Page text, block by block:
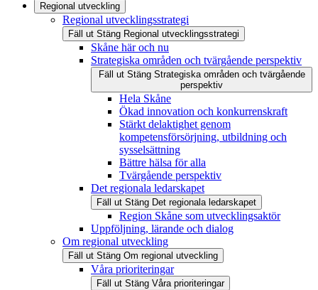
Regional utveckling
Regional utvecklingsstrategi
Fäll ut Stäng Regional utvecklingsstrategi
Skåne här och nu
Strategiska områden och tvärgående perspektiv
Fäll ut Stäng Strategiska områden och tvärgående
perspektiv
Hela Skåne
Ökad innovation och konkurrenskraft
Stärkt delaktighet genom
kompetensförsörjning, utbildning och
sysselsättning
Bättre hälsa för alla
Tvärgående perspektiv
Det regionala ledarskapet
Fäll ut Stäng Det regionala ledarskapet
Region Skåne som utvecklingsaktör
Uppföljning, lärande och dialog
Om regional utveckling
Fäll ut Stäng Om regional utveckling
Våra prioriteringar
Fäll ut Stäng Våra prioriteringar